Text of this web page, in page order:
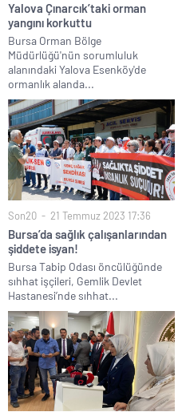
Yalova Çınarcık’taki orman
yangını korkuttu
Bursa Orman Bölge
Müdürlüğü'nün sorumluluk
alanındaki Yalova Esenköy'de
ormanlık alanda...
Son20 21 Temmuz 2023 17:36
Bursa’da sağlık çalışanlarından
şiddete isyan!
Bursa Tabip Odası öncülüğünde
sıhhat işçileri, Gemlik Devlet
Hastanesi’nde sıhhat...